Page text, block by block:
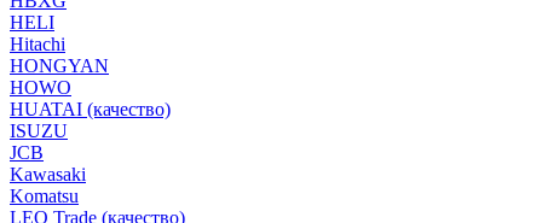
HELI
Hitachi
HONGYAN
HOWO
HUATAI (качество)
ISUZU
JCB
Kawasaki
Komatsu
LEO Trade (качество)